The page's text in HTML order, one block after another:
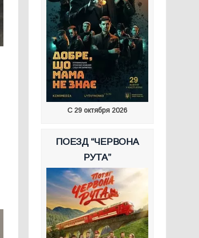
С 29 октября 2026
ПОЕЗД “ЧЕРВОНА
РУТА”